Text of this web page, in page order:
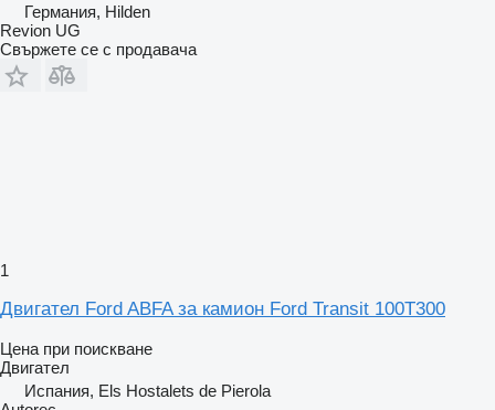
Германия, Hilden
Revion UG
Свържете се с продавача
1
Двигател Ford ABFA за камион Ford Transit 100T300
Цена при поискване
Двигател
Испания, Els Hostalets de Pierola